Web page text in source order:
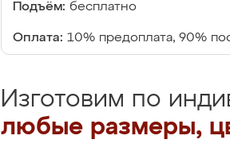
Подъём: бесплатно
Оплата: 10% предоплата, 90%
Изготовим по
любые размеры,